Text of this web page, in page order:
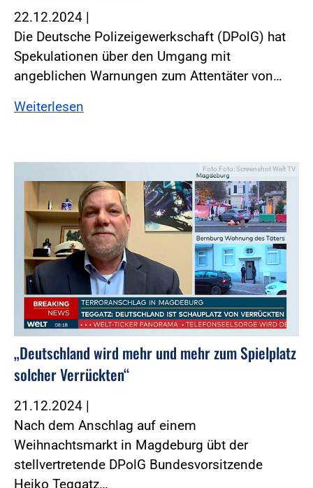
22.12.2024 |
Die Deutsche Polizeigewerkschaft (DPolG) hat
Spekulationen über den Umgang mit
angeblichen Warnungen zum Attentäter von…
Weiterlesen
Foto:Foto: Screenshot Welt TV
„Deutschland wird mehr und mehr zum Spielplatz
solcher Verrückten“
21.12.2024 |
Nach dem Anschlag auf einem
Weihnachtsmarkt in Magdeburg übt der
stellvertretende DPolG Bundesvorsitzende
Heiko Teggatz…